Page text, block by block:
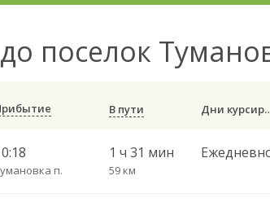
поселок
В пути Дни
п.
1 ч 31 мин
59 км